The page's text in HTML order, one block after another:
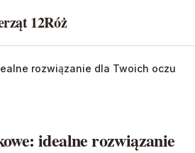
12Róż
rozwiązanie dla Twoich oczu
idealne rozwiązanie